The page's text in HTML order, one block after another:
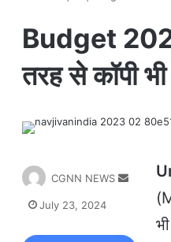
Budget
तरह से कॉपी
CGNN NEWS
July 23, 2024